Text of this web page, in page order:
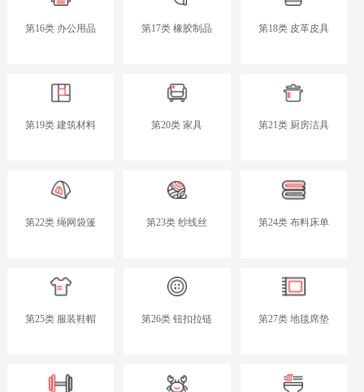
第16类 办公用品 第17类 橡胶制品 第18类 皮革皮具
第19类 建筑材料 第20类 家具 第21类 厨房洁具
第22类 绳网袋篷 第23类 纱线丝 第24类 布料床单
第25类 服装鞋帽 第26类 钮扣拉链 第27类 地毯席垫